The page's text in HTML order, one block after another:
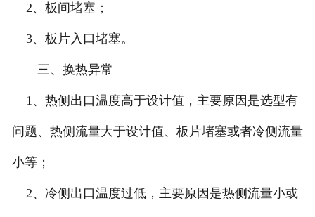
2、板间堵塞；
3、板片入口堵塞。
三、换热异常
1、热侧出口温度高于设计值，主要原因是选型有
问题、热侧流量大于设计值、板片堵塞或者冷侧流量
小等；
2、冷侧出口温度过低，主要原因是热侧流量小或